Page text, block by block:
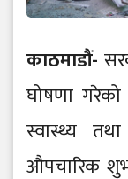
काठमाडौं-
घोषणा
स्वास्थ्य
औपचारिक